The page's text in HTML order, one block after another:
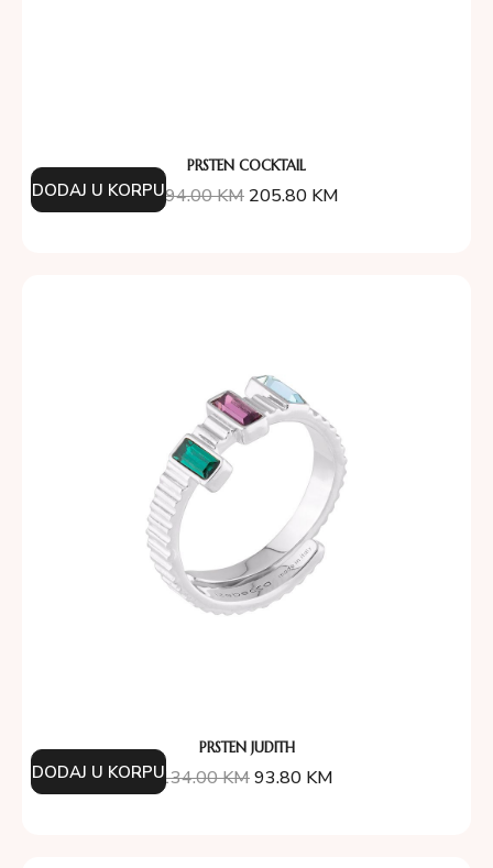
PRSTEN COCKTAIL
294.00KM 205.80 KM
DODAJ U KORPU
PRSTEN JUDITH
134.00KM93.80 KM
DODAJ U KORPU